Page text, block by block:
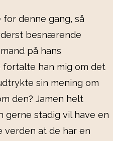
denne gang, så
besnærende
på hans
han mig om det
sin mening om
den? Jamen helt
stadig vil have en
verden at de har en